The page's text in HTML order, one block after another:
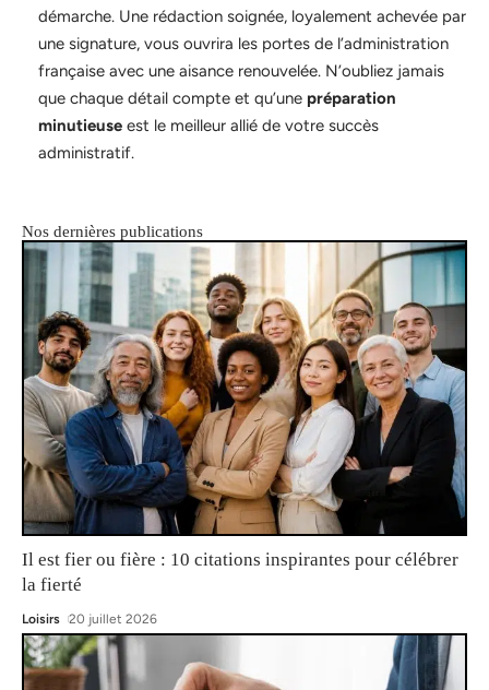
démarche. Une rédaction soignée, loyalement achevée par
une signature, vous ouvrira les portes de l’administration
française avec une aisance renouvelée. N’oubliez jamais
que chaque détail compte et qu’une préparation
minutieuse est le meilleur allié de votre succès
administratif.
Nos dernières publications
Il est fier ou fière : 10 citations inspirantes pour célébrer
la fierté
Loisirs 20 juillet 2026